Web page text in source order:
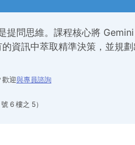
提問思維。課程核心將
資訊中萃取精準決策，並規
迎與專員諮詢
6 樓之 5）